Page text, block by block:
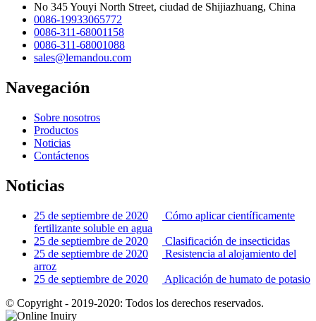
No 345 Youyi North Street, ciudad de Shijiazhuang, China
0086-19933065772
0086-311-68001158
0086-311-68001088
sales@lemandou.com
Navegación
Sobre nosotros
Productos
Noticias
Contáctenos
Noticias
25 de septiembre de 2020
Cómo aplicar científicamente
fertilizante soluble en agua
25 de septiembre de 2020
Clasificación de insecticidas
25 de septiembre de 2020
Resistencia al alojamiento del
arroz
25 de septiembre de 2020
Aplicación de humato de potasio
© Copyright - 2019-2020: Todos los derechos reservados.